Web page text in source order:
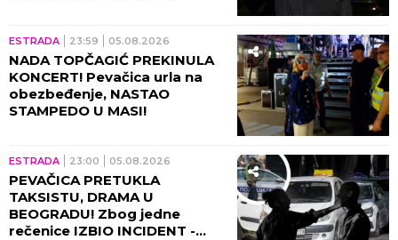
ESTRADA 23:59 05.08.2026
NADA TOPČAGIĆ PREKINULA
KONCERT! Pevačica urla na
obezbeđenje, NASTAO
STAMPEDO U MASI!
ESTRADA 23:00 05.08.2026
PEVAČICA PRETUKLA
TAKSISTU, DRAMA U
BEOGRADU! Zbog jedne
rečenice IZBIO INCIDENT -